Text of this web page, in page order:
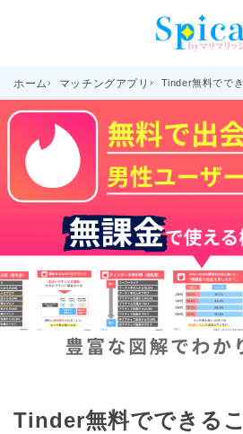
ホーム マッチングアプリ Tinder無料でで
Tinder無料でできる